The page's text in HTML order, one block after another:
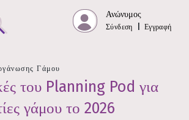
Ανώνυμος
Σύνδεση Εγγραφή
Γάμου
του Planning Pod για
γάμου το 2026